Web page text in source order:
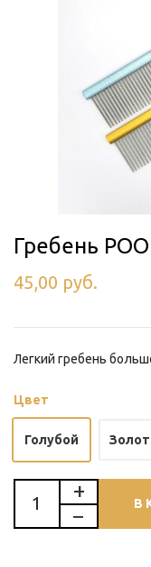
Гребень
45,00 руб.
Легкий гребень
Цвет
Голубой
В